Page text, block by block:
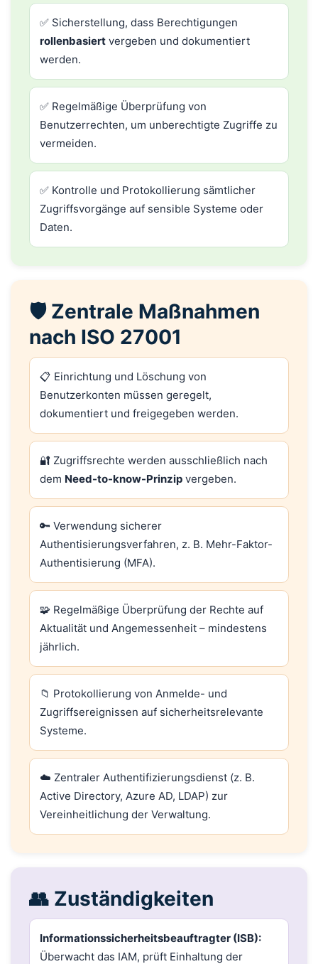
✅ Sicherstellung, dass Berechtigungen
rollenbasiert vergeben und dokumentiert
werden.
✅ Regelmäßige Überprüfung von
Benutzerrechten, um unberechtigte Zugriffe zu
vermeiden.
✅ Kontrolle und Protokollierung sämtlicher
Zugriffsvorgänge auf sensible Systeme oder
Daten.
🛡️ Zentrale Maßnahmen
nach ISO 27001
📋 Einrichtung und Löschung von
Benutzerkonten müssen geregelt,
dokumentiert und freigegeben werden.
🔐 Zugriffsrechte werden ausschließlich nach
dem Need-to-know-Prinzip vergeben.
🔑 Verwendung sicherer
Authentisierungsverfahren, z. B. Mehr-Faktor-
Authentisierung (MFA).
🧩 Regelmäßige Überprüfung der Rechte auf
Aktualität und Angemessenheit – mindestens
jährlich.
📁 Protokollierung von Anmelde- und
Zugriffsereignissen auf sicherheitsrelevante
Systeme.
☁️ Zentraler Authentifizierungsdienst (z. B.
Active Directory, Azure AD, LDAP) zur
Vereinheitlichung der Verwaltung.
👥 Zuständigkeiten
Informationssicherheitsbeauftragter (ISB):
Überwacht das IAM, prüft Einhaltung der